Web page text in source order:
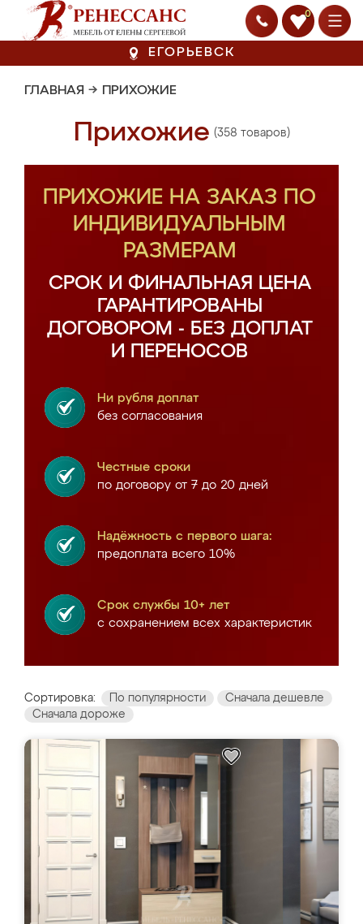
0
ЕГОРЬЕВСК
ГЛАВНАЯ → ПРИХОЖИЕ
Прихожие (358 товаров)
ПРИХОЖИЕ НА ЗАКАЗ ПО
ИНДИВИДУАЛЬНЫМ
РАЗМЕРАМ
СРОК И ФИНАЛЬНАЯ ЦЕНА
ГАРАНТИРОВАНЫ
ДОГОВОРОМ - БЕЗ ДОПЛАТ
И ПЕРЕНОСОВ
Ни рубля доплат
без согласования
Честные сроки
по договору от 7 до 20 дней
Надёжность с первого шага:
предоплата всего 10%
Срок службы 10+ лет
с сохранением всех характеристик
Сортировка: По популярности
Сначала дешевле
Сначала дороже